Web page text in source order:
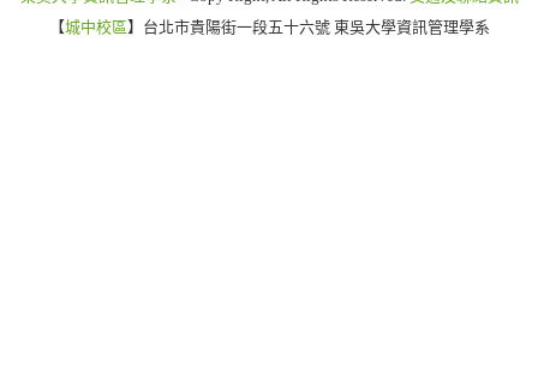
【城中校區】台北市貴陽街一段五十六號 東吳大學資訊管理學系